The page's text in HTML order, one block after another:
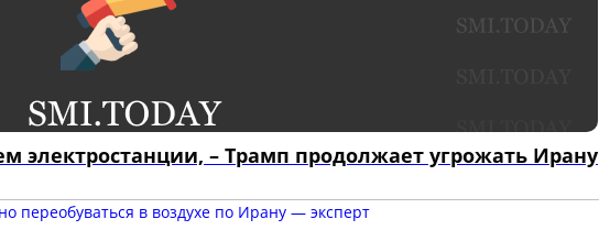
электростанции, – Трамп продолжает угрожать Ирану